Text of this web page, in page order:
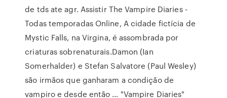
de tds ate agr. Assistir The Vampire Diaries -
Todas temporadas Online, A cidade fictícia de
Mystic Falls, na Virgina, é assombrada por
criaturas sobrenaturais.Damon (Ian
Somerhalder) e Stefan Salvatore (Paul Wesley)
são irmãos que ganharam a condição de
vampiro e desde então … "Vampire Diaries"